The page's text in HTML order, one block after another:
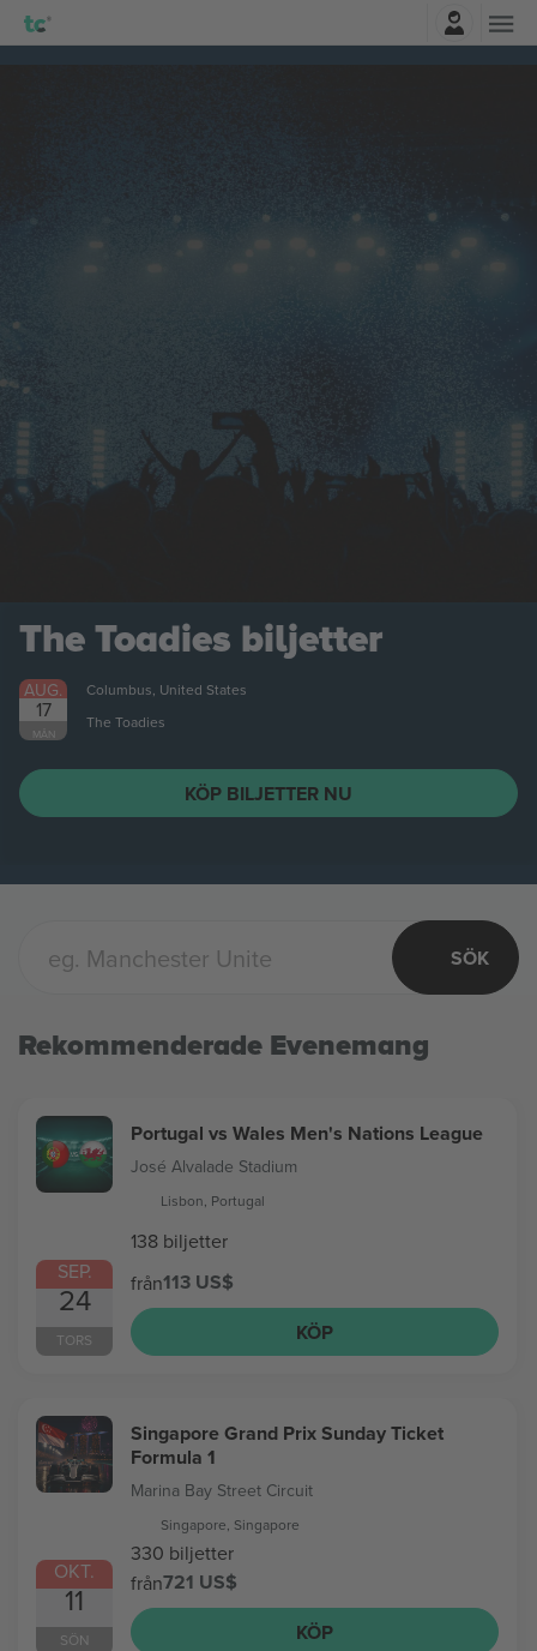
The Toadies biljetter
AUG.
17
MÅN
Columbus, United States
The Toadies
KÖP BILJETTER NU
SÖK
Rekommenderade Evenemang
SEP.
24
TORS
Portugal vs Wales Men's Nations League
José Alvalade Stadium
Lisbon, Portugal
138 biljetter
från113 US$
KÖP
OKT.
11
SÖN
Singapore Grand Prix Sunday Ticket
Formula 1
Marina Bay Street Circuit
Singapore, Singapore
330 biljetter
från721 US$
KÖP